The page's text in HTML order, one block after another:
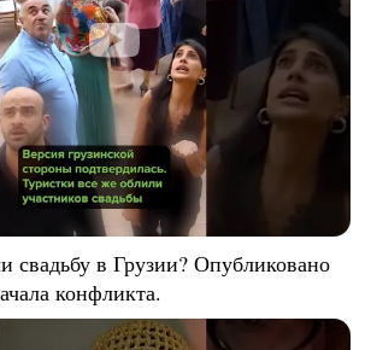
свадьбу в Грузии? Опубликовано
конфликта.